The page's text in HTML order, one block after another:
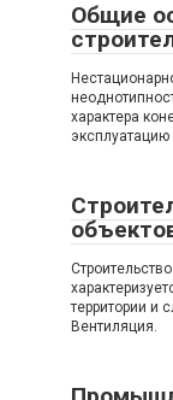
Общие
характера
эксплуатацию
территории и
Вентиляция.